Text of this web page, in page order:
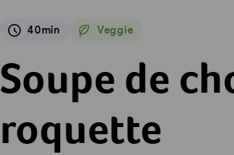
40min Veggie
Veggie
Soupe de chou-rave et pesto
Soupe de
roquette